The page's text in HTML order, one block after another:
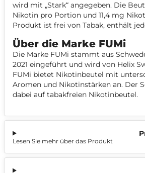
wird mit „Stark“ angegeben. Die
Nikotin pro Portion und 11,4 mg
Produkt ist frei von Tabak, enthält
Über die Marke FUMi
Die Marke FUMi stammt aus
2021 eingeführt und wird von Helix
FUMi bietet Nikotinbeutel mit
Aromen und Nikotinstärken an. Der
dabei auf tabakfreien Nikotinbeutel.
Lesen Sie mehr über das Produkt